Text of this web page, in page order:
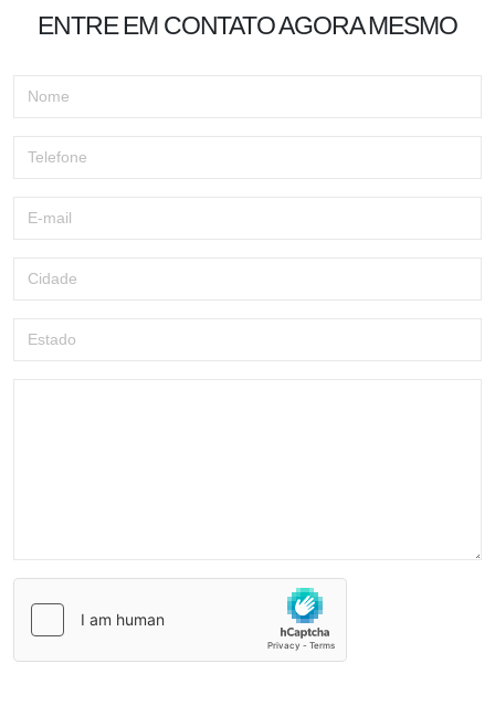
ENTRE EM CONTATO AGORA MESMO